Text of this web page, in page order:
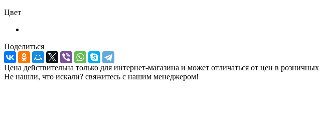
Цвет
Поделиться
Цена действительна только для интернет-магазина и может отличаться от цен в
Не нашли, что искали? свяжитесь с нашим менеджером!